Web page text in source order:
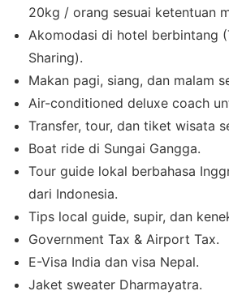
20kg / orang sesuai ketentuan
Akomodasi di hotel berbintang
Sharing).
Makan pagi, siang, dan malam
Air-conditioned deluxe coach
Transfer, tour, dan tiket wisata
Boat ride di Sungai Gangga.
Tour guide lokal berbahasa
dari Indonesia.
Tips local guide, supir, dan
Government Tax & Airport Tax.
E-Visa India dan visa Nepal.
Jaket sweater Dharmayatra.